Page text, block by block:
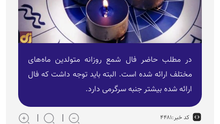
در مطلب حاضر فال شمع روزانه متولدین ماه‌های
مختلف ارائه شده است. البته باید توجه داشت که فال
ارائه شده بیشتر جنبه سرگرمی دارد.
کد خبر:۴۴۸۱